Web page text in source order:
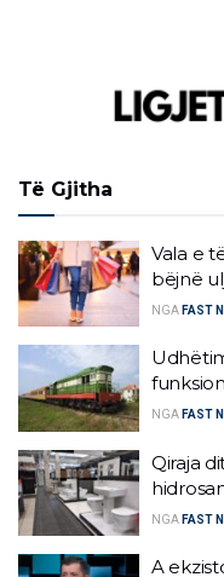
Të Gjitha
Vala e
bëjnë
NGA FAST
NGA FAST
Qiraja
NGA FAST
A